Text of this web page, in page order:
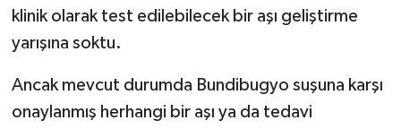
klinik olarak test edilebilecek bir aşı geliştirme
yarışına soktu.
Ancak mevcut durumda Bundibugyo suşuna karşı
onaylanmış herhangi bir aşı ya da tedavi